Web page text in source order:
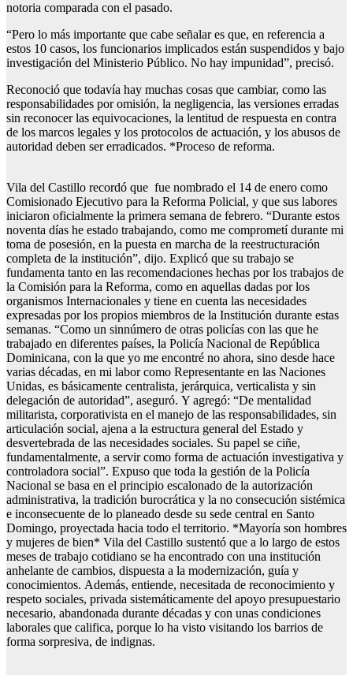
notoria comparada con el pasado.
“Pero lo más importante que cabe señalar es que, en referencia a
estos 10 casos, los funcionarios implicados están suspendidos y bajo
investigación del Ministerio Público. No hay impunidad”, precisó.
Reconoció que todavía hay muchas cosas que cambiar, como las
responsabilidades por omisión, la negligencia, las versiones erradas
sin reconocer las equivocaciones, la lentitud de respuesta en contra
de los marcos legales y los protocolos de actuación, y los abusos de
autoridad deben ser erradicados. *Proceso de reforma.
Vila del Castillo recordó que fue nombrado el 14 de enero como
Comisionado Ejecutivo para la Reforma Policial, y que sus labores
iniciaron oficialmente la primera semana de febrero. “Durante estos
noventa días he estado trabajando, como me comprometí durante mi
toma de posesión, en la puesta en marcha de la reestructuración
completa de la institución”, dijo. Explicó que su trabajo se
fundamenta tanto en las recomendaciones hechas por los trabajos de
la Comisión para la Reforma, como en aquellas dadas por los
organismos Internacionales y tiene en cuenta las necesidades
expresadas por los propios miembros de la Institución durante estas
semanas. “Como un sinnúmero de otras policías con las que he
trabajado en diferentes países, la Policía Nacional de República
Dominicana, con la que yo me encontré no ahora, sino desde hace
varias décadas, en mi labor como Representante en las Naciones
Unidas, es básicamente centralista, jerárquica, verticalista y sin
delegación de autoridad”, aseguró. Y agregó: “De mentalidad
militarista, corporativista en el manejo de las responsabilidades, sin
articulación social, ajena a la estructura general del Estado y
desvertebrada de las necesidades sociales. Su papel se ciñe,
fundamentalmente, a servir como forma de actuación investigativa y
controladora social”. Expuso que toda la gestión de la Policía
Nacional se basa en el principio escalonado de la autorización
administrativa, la tradición burocrática y la no consecución sistémica
e inconsecuente de lo planeado desde su sede central en Santo
Domingo, proyectada hacia todo el territorio. *Mayoría son hombres
y mujeres de bien* Vila del Castillo sustentó que a lo largo de estos
meses de trabajo cotidiano se ha encontrado con una institución
anhelante de cambios, dispuesta a la modernización, guía y
conocimientos. Además, entiende, necesitada de reconocimiento y
respeto sociales, privada sistemáticamente del apoyo presupuestario
necesario, abandonada durante décadas y con unas condiciones
laborales que califica, porque lo ha visto visitando los barrios de
forma sorpresiva, de indignas.